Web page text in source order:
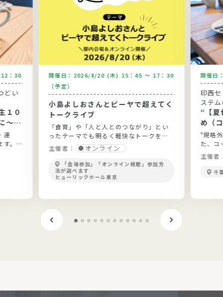
：30
どい
１０
～健
践
運
す。
開催日： 2026/8/20 (木) 15：45 ～ 17：30
（予定）
小島よしおさんとピーヤで超えてく
トークライブ
「食育」や「人と人とのつながり」とい
ったテーマでも明るく軽快なトークを展
開！
主催者： オンライン
「会場参加」「オンライン視聴」参加方
法が選べます
ヒューリックホール東京
開催日
印西
ステ
“【夏
め（
う”
"規格
た、コ
主催者
千